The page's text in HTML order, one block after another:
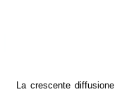
La crescente